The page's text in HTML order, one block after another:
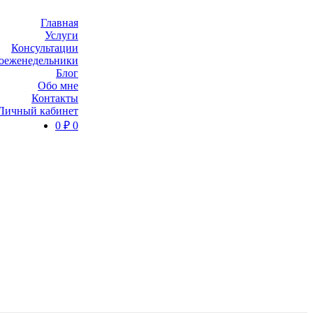
Главная
Услуги
Консультации
Блог
Обо мне
Контакты
кабинет
0 ₽ 0